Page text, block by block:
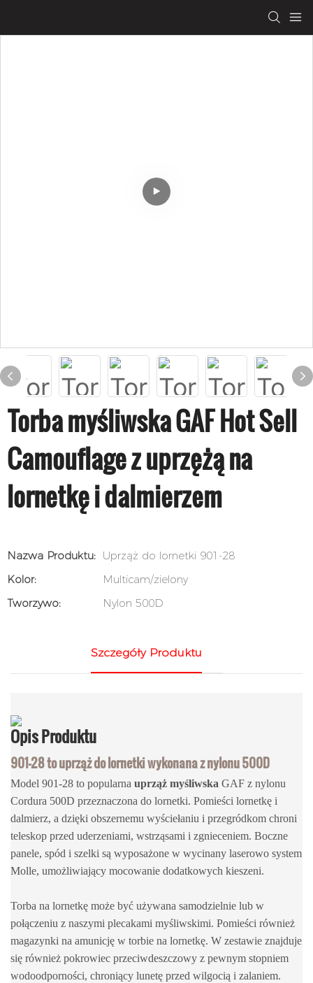
Torba myśliwska GAF Hot Sell
Camouflage z uprzężą na
lornetkę i dalmierzem
Nazwa Produktu: Uprząż do lornetki 901-28
Kolor:
Multicam/zielony
Tworzywo:
Nylon 500D
Szczegóły Produktu
OpisProduktu
901-28 to uprząż do lornetki wykonana z nylonu 500D
Model 901-28 to popularna uprząż myśliwska GAF z nylonu
Cordura 500D przeznaczona do lornetki. Pomieści lornetkę i
dalmierz, a dzięki obszernemu wyściełaniu i przegródkom chroni
teleskop przed uderzeniami, wstrząsami i zgnieceniem. Boczne
panele, spód i szelki są wyposażone w wycinany laserowo system
Molle, umożliwiający mocowanie dodatkowych kieszeni.
Torba na lornetkę może być używana samodzielnie lub w
połączeniu z naszymi plecakami myśliwskimi. Pomieści również
magazynki na amunicję w torbie na lornetkę. W zestawie znajduje
się również pokrowiec przeciwdeszczowy z pewnym stopniem
wodoodporności, chroniący lunetę przed wilgocią i zalaniem.